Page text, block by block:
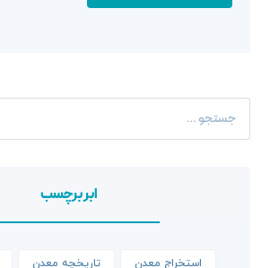
ابر برچسب
استخراج معدن تاریخچه معدن